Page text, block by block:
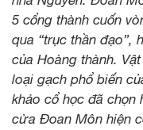
5 cổng thành cuốn
qua “trục thần đạo”,
của Hoàng thành.
loại gạch phổ biến
khảo cổ học đã chọn
cửa Đoan Môn hiện